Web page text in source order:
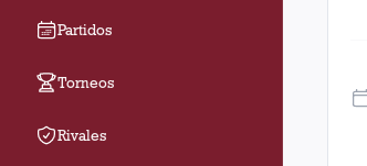
Partidos
Torneos
Rivales